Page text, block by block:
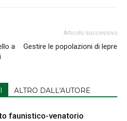
a
Articolo successivo
Gestire le popolazioni di lepre
ALTRO DALL'AUTORE
faunistico-venatorio